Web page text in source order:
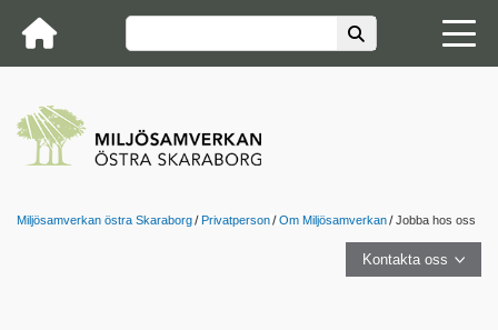
Miljösamverkan östra Skaraborg Privatperson Om Miljösamverkan Jobba hos oss
Kontakta oss